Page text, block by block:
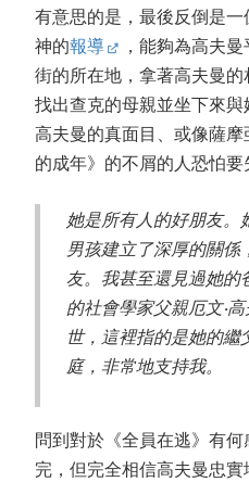
有意思的是，最後反倒是
神的報導
，能夠為高夫
街的所在地，拿著高夫曼
找出查克的母親並坐下來
高夫曼的真面目、或像薩
的成年》的不屑的人恐怕
她是所有人的好朋友
男孩建立了深厚的關
友。我甚至還見過她的
的社會學家父親厄文‧
世，這裡指的是她的
庭，非常地支持我。
問到對於《全員在逃》有
完，但完全相信高夫曼忠實